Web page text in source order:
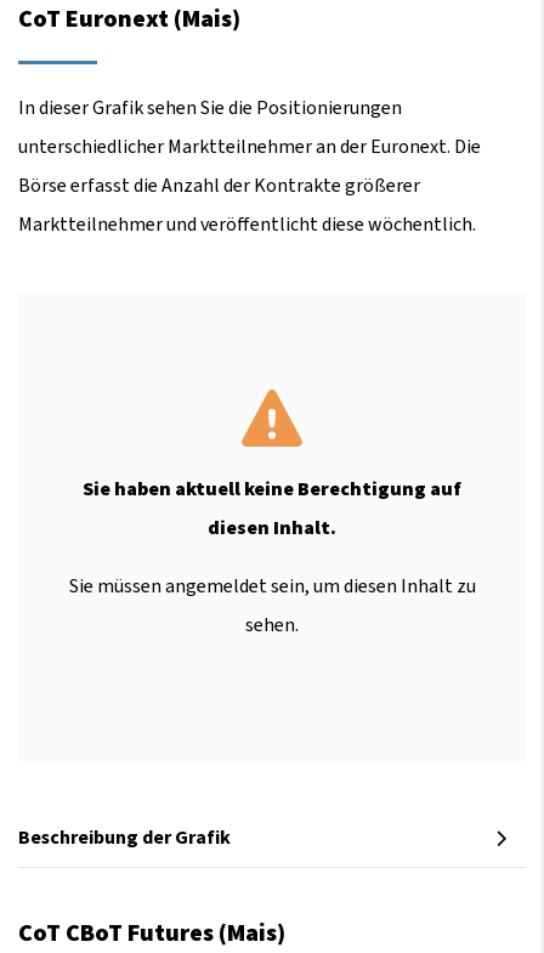
CoT Euronext (Mais)
In dieser Grafik sehen Sie die Positionierungen
unterschiedlicher Marktteilnehmer an der Euronext. Die
Börse erfasst die Anzahl der Kontrakte größerer
Marktteilnehmer und veröffentlicht diese wöchentlich.
Sie haben aktuell keine Berechtigung auf
diesen Inhalt.
Sie müssen angemeldet sein, um diesen Inhalt zu
sehen.
Beschreibung der Grafik
CoT CBoT Futures (Mais)